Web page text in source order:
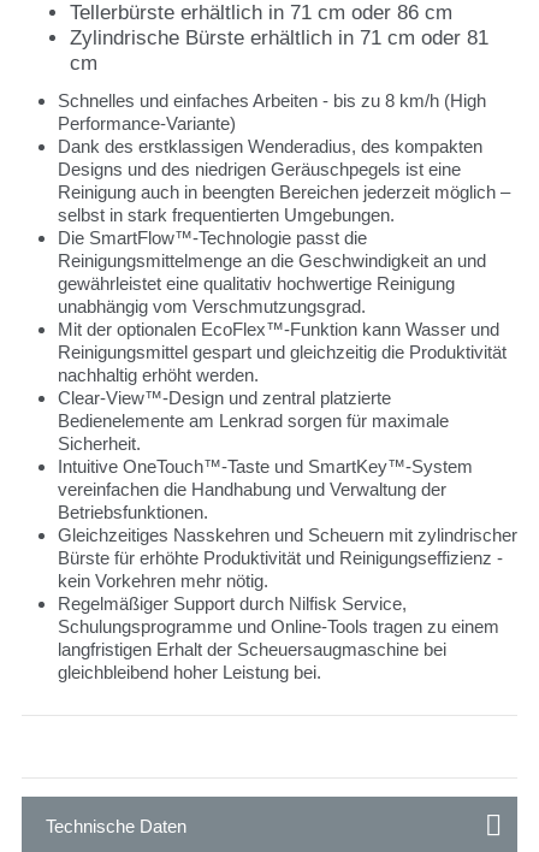
Tellerbürste erhältlich in 71 cm oder 86 cm
Zylindrische Bürste erhältlich in 71 cm oder 81
cm
Schnelles und einfaches Arbeiten - bis zu 8 km/h (High
Performance-Variante)
Dank des erstklassigen Wenderadius, des kompakten
Designs und des niedrigen Geräuschpegels ist eine
Reinigung auch in beengten Bereichen jederzeit möglich –
selbst in stark frequentierten Umgebungen.
Die SmartFlow™-Technologie passt die
Reinigungsmittelmenge an die Geschwindigkeit an und
gewährleistet eine qualitativ hochwertige Reinigung
unabhängig vom Verschmutzungsgrad.
Mit der optionalen EcoFlex™-Funktion kann Wasser und
Reinigungsmittel gespart und gleichzeitig die Produktivität
nachhaltig erhöht werden.
Clear-View™-Design und zentral platzierte
Bedienelemente am Lenkrad sorgen für maximale
Sicherheit.
Intuitive OneTouch™-Taste und SmartKey™-System
vereinfachen die Handhabung und Verwaltung der
Betriebsfunktionen.
Gleichzeitiges Nasskehren und Scheuern mit zylindrischer
Bürste für erhöhte Produktivität und Reinigungseffizienz -
kein Vorkehren mehr nötig.
Regelmäßiger Support durch Nilfisk Service,
Schulungsprogramme und Online-Tools tragen zu einem
langfristigen Erhalt der Scheuersaugmaschine bei
gleichbleibend hoher Leistung bei.
Technische Daten